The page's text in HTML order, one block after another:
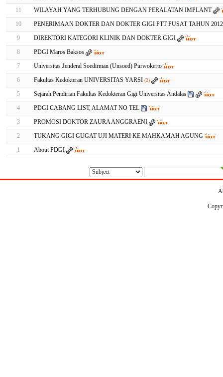
11
WILAYAH YANG TERHUBUNG DENGAN PERALATAN IMPLANT
10
PENERIMAAN DOKTER DAN DOKTER GIGI PTT PUSAT TAHUN
9
DIREKTORI KATEGORI KLINIK DAN DOKTER GIGI
8
PDGI Maros Baksos
7
Universitas Jenderal Soedirman (Unsoed) Purwokerto
6
Fakultas Kedokteran UNIVERSITAS YARSI (2)
5
Sejarah Pendirian Fakultas Kedokteran Gigi Universitas Andalas
4
PDGI CABANG LIST, ALAMAT NO TEL
3
PROMOSI DOKTOR ZAURA ANGGRAENI
2
TUKANG GIGI GUGAT UJI MATERI KE MAHKAMAH AGUNG
1
About PDGI